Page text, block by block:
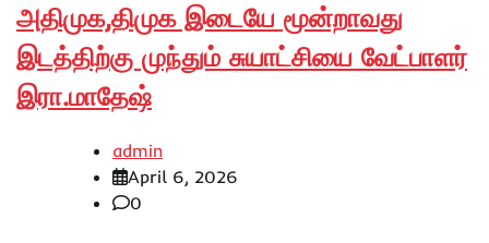
அதிமுக,திமுக இடையே மூன்றாவது
இடத்திற்கு முந்தும் சுயாட்சியை வேட்பாளர்
இரா.மாதேஷ்
admin
April 6, 2026
0